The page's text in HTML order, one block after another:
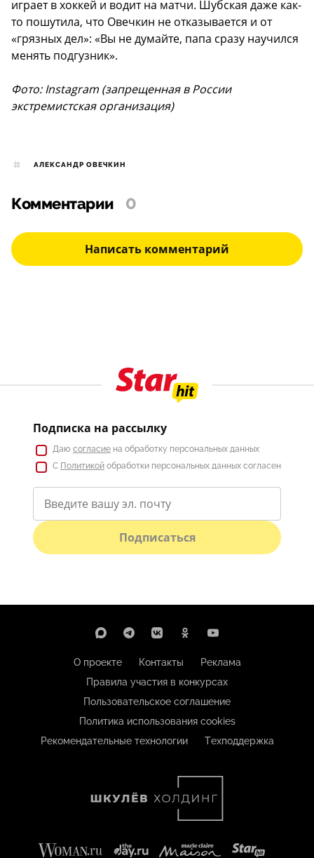
играет в хоккей и водит на матчи. Шубская даже как-
то пошутила, что Овечкин не отказывается и от
«грязных дел»: «Вы не думайте, папа сразу научился
менять подгузник».
Фото: Instagram (запрещенная в России
экстремистская организация)
АЛЕКСАНДР ОВЕЧКИН
Комментарии 0
Написать комментарий
Подписка на рассылку
Даю согласие на обработку персональных данных
С Политикой обработки персональных данных согласен
Подписаться
О проекте Контакты
Реклама
Правила участия в конкурсах
Пользовательское соглашение
Политика использования cookies
Рекомендательные технологии
Техподдержка